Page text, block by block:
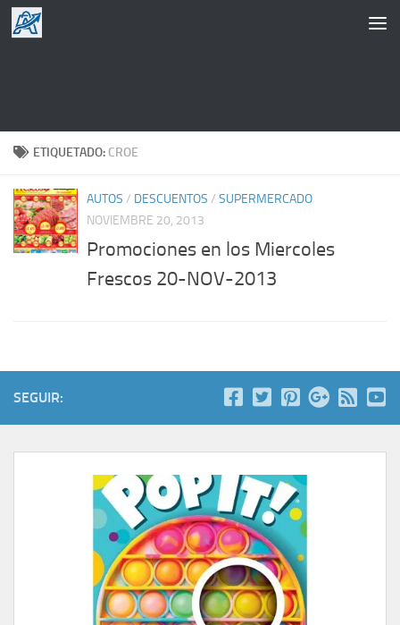
Saltar al contenido
ETIQUETADO: CROE
AUTOS / DESCUENTOS / SUPERMERCADO
NOVIEMBRE 20, 2013
Promociones en los Miercoles
Frescos 20-NOV-2013
SEGUIR: